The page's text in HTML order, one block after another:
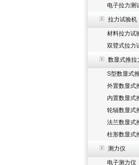
电子拉力测
拉力试验机
材料拉力试
双臂式拉力
数显式推拉
S型数显式
外置数显式
内置数显式
轮辐数显式
法兰数显式
柱形数显式
测力仪
电子测力仪